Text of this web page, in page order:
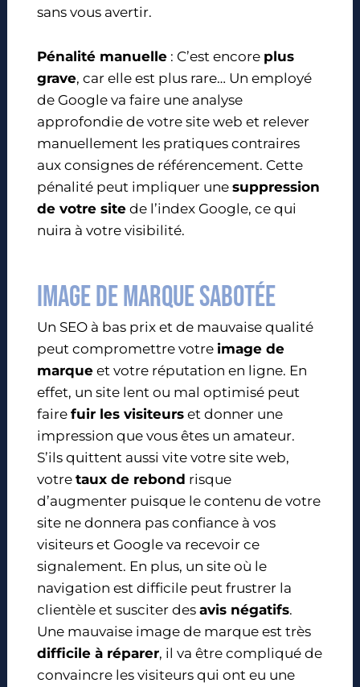
sans vous avertir.
Pénalité manuelle : C’est encore plus
grave, car elle est plus rare… Un employé
de Google va faire une analyse
approfondie de votre site web et relever
manuellement les pratiques contraires
aux consignes de référencement. Cette
pénalité peut impliquer unesuppression
de votre site de l’index Google, ce qui
nuira à votre visibilité.
Image de marque sabotée
Un SEO à bas prix et de mauvaise qualité
peut compromettre votre image de
marque et votre réputation en ligne. En
effet, un site lent ou mal optimisé peut
fairefuir les visiteurs et donner une
impression que vous êtes un amateur.
S’ils quittent aussi vite votre site web,
votretaux de rebond risque
d’augmenter puisque le contenu de votre
site ne donnera pas confiance à vos
visiteurs et Google va recevoir ce
signalement. En plus, un site où le
navigation est difficile peut frustrer la
clientèle et susciter desavis négatifs.
Une mauvaise image de marque est très
difficile à réparer, il va être compliqué de
convaincre les visiteurs qui ont eu une